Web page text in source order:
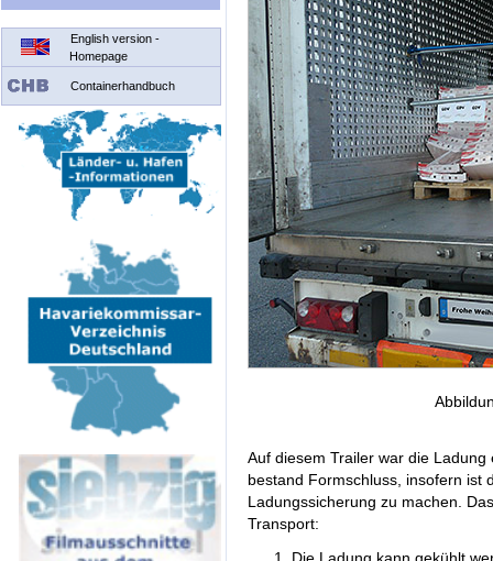
English version -
Homepage
Containerhandbuch
Auf diesem Trailer war die
bestand Formschluss, insofern ist
Ladungssicherung zu machen.
Transport: